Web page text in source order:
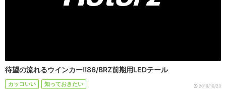
待望の流れるウインカー!!86/BRZ前期用LEDテール
カッコいい 知っておきたい 2019/10/23